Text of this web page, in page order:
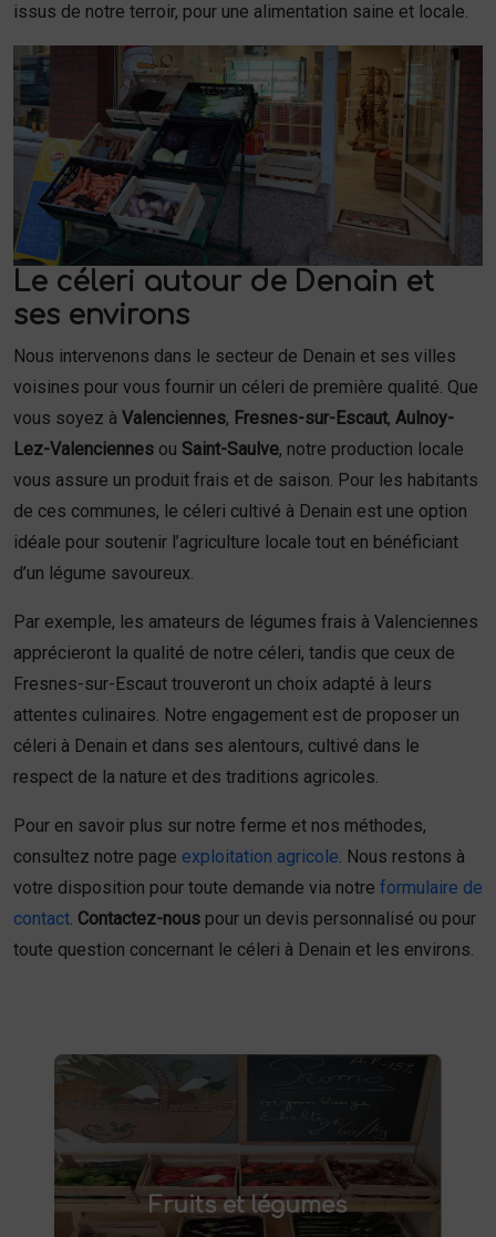
issus de notre terroir, pour une alimentation saine et locale.
Le céleri autour de Denain et
ses environs
Nous intervenons dans le secteur de Denain et ses villes
voisines pour vous fournir un céleri de première qualité. Que
vous soyez à Valenciennes, Fresnes-sur-Escaut, Aulnoy-
Lez-Valenciennes ou Saint-Saulve, notre production locale
vous assure un produit frais et de saison. Pour les habitants
de ces communes, le céleri cultivé à Denain est une option
idéale pour soutenir l’agriculture locale tout en bénéficiant
d’un légume savoureux.
Par exemple, les amateurs de légumes frais à Valenciennes
apprécieront la qualité de notre céleri, tandis que ceux de
Fresnes-sur-Escaut trouveront un choix adapté à leurs
attentes culinaires. Notre engagement est de proposer un
céleri à Denain et dans ses alentours, cultivé dans le
respect de la nature et des traditions agricoles.
Pour en savoir plus sur notre ferme et nos méthodes,
consultez notre page exploitation agricole . Nous restons à
votre disposition pour toute demande via notre formulaire de
contact Contactez-nous pour un devis personnalisé ou pour
toute question concernant le céleri à Denain et les environs.
Fruits et légumes
Fruits et légumes
Achetez des
fruits et légumes frais à Saint-
Saulve
et savourez des produits de saison,
cultivés localement. Goûtez la différence :